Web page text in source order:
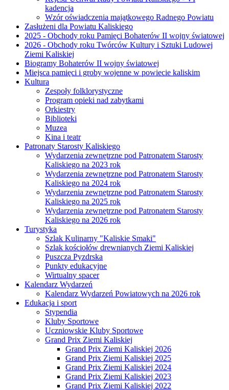
kadencja
Wzór oświadczenia majątkowego Radnego Powiatu
Zasłużeni dla Powiatu Kaliskiego
2025 - Obchody roku Pamięci Bohaterów II wojny światowej
2026 - Obchody roku Twórców Kultury i Sztuki Ludowej
Ziemi Kaliskiej
Biogramy Bohaterów II wojny światowej
Miejsca pamięci i groby wojenne w powiecie kaliskim
Kultura
Zespoły folklorystyczne
Program opieki nad zabytkami
Orkiestry
Biblioteki
Muzea
Kina i teatr
Patronaty Starosty Kaliskiego
Wydarzenia zewnętrzne pod Patronatem Starosty
Kaliskiego na 2023 rok
Wydarzenia zewnętrzne pod Patronatem Starosty
Kaliskiego na 2024 rok
Wydarzenia zewnętrzne pod Patronatem Starosty
Kaliskiego na 2025 rok
Wydarzenia zewnętrzne pod Patronatem Starosty
Kaliskiego na 2026 rok
Turystyka
Szlak Kulinarny "Kaliskie Smaki"
Szlak kościołów drewnianych Ziemi Kaliskiej
Puszcza Pyzdrska
Punkty edukacyjne
Wirtualny spacer
Kalendarz Wydarzeń
Kalendarz Wydarzeń Powiatowych na 2026 rok
Edukacja i sport
Stypendia
Kluby Sportowe
Uczniowskie Kluby Sportowe
Grand Prix Ziemi Kaliskiej
Grand Prix Ziemi Kaliskiej 2026
Grand Prix Ziemi Kaliskiej 2025
Grand Prix Ziemi Kaliskiej 2024
Grand Prix Ziemi Kaliskiej 2023
Grand Prix Ziemi Kaliskiej 2022